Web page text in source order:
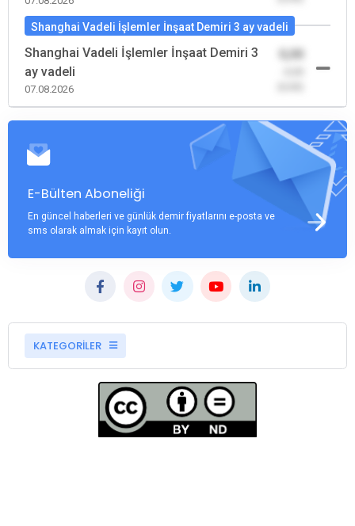
Shanghai Vadeli İşlemler İnşaat Demiri 3 ay vadeli
Shanghai Vadeli İşlemler İnşaat Demiri 3
ay vadeli
07.08.2026
E-Bülten Aboneliği
En güncel haberleri ve günlük demir fiyatlarını e-posta ve
sms olarak almak için kayıt olun.
KATEGORİLER